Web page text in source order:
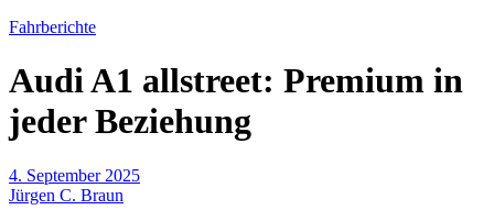
Fahrberichte
Audi A1 allstreet: Premium in
jeder Beziehung
4. September 2025
Jürgen C. Braun